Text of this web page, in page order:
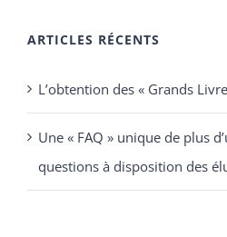
ARTICLES RÉCENTS
L’obtention des « Grands
Une « FAQ » unique de plus
questions à disposition des